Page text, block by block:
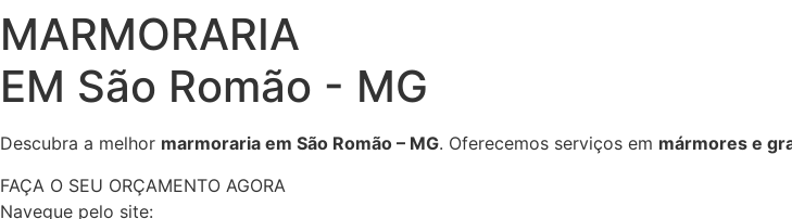
MARMORARIA
EM São Romão - MG
Descubra a melhor marmoraria em São Romão – MG. Oferecemos serviços em mármores e
FAÇA O SEU ORÇAMENTO AGORA
Navegue pelo site: